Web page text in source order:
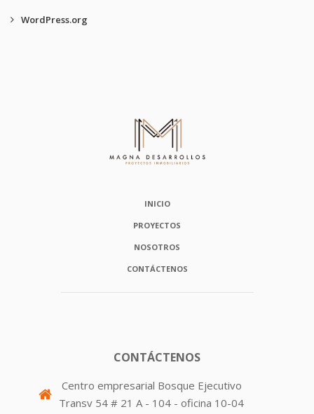
WordPress.org
INICIO
PROYECTOS
NOSOTROS
CONTÁCTENOS
CONTÁCTENOS
Centro empresarial Bosque Ejecutivo
Transv 54 # 21 A - 104 - oficina 10-04